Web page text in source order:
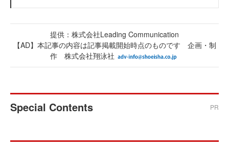
提供：株式会社Leading Communication
【AD】本記事の内容は記事掲載開始時点のものです 企画・制
作 株式会社翔泳社
Special Contents PR